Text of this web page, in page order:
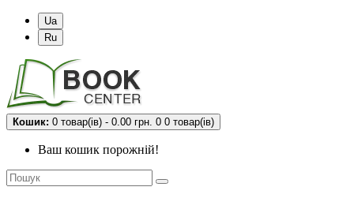
Ua
Ru
Кошик: 0 товар(ів) - 0.00 грн. 0 0 товар(ів)
Ваш кошик порожній!